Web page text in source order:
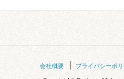
会社概要 プライバシーポ